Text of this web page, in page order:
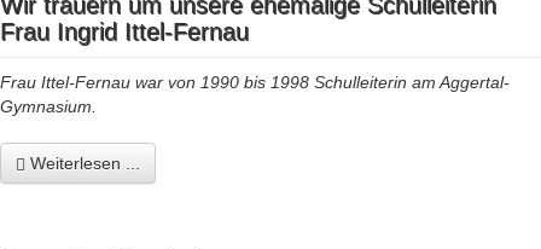
Frau Ingrid Ittel-Fernau
Frau Ittel-Fernau war von 1990 bis 1998 Schulleiterin am Aggertal-
Gymnasium.
Weiterlesen ...